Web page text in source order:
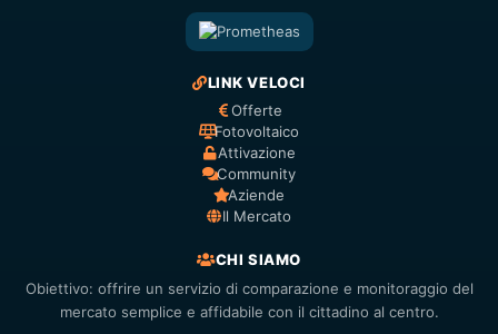
LINK VELOCI
Offerte
Fotovoltaico
Attivazione
Community
Aziende
Il Mercato
CHI SIAMO
Obiettivo: offrire un servizio di comparazione e monitoraggio del
mercato semplice e affidabile con il cittadino al centro.